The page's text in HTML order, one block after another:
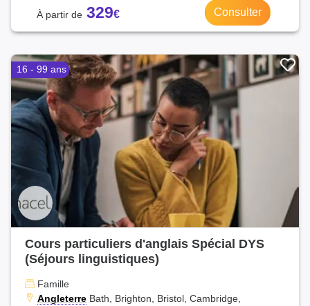
329 Consulter
16 - 99 ans
Cours particuliers d'anglais Spécial DYS
(Séjours linguistiques)
Famille
Angleterre Bath, Brighton, Bristol, Cambridge,